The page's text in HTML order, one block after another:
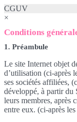
CGUV
×
Conditions
1. Préambule
Le site Internet objet
d’utilisation (ci-après
ses sociétés affiliées,
développé, à partir du
leurs membres, après
entre eux. (ci-après